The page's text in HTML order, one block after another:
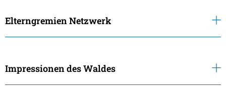
Elterngremien Netzwerk
Impressionen des Waldes